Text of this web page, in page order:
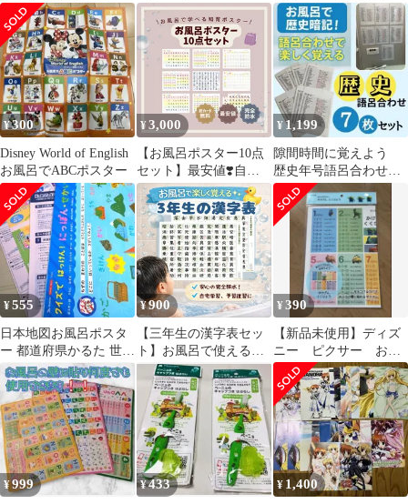
音読み・訓読み付き◎
ラミネート防水ポスタ
ー
TOYS【激レア】
グガンガン 2025年19号
田中美久
¥300
Disney World of English
お風呂でABCポスター
¥3,000
【お風呂ポスター10点
セット】最安値❣️自宅
学習・入学準備・予
習・復習に✨｜ひらが
な・数字・漢字・計
算・アルファベット｜
完全防水ラミネート｜
いつものお風呂時間を
楽しく学ぶ時間に❣️
¥1,199
隙間時間に覚えよう
歴史年号語呂合わせポ
スター 覚えやすい語
呂合わせ厳選
¥555
日本地図お風呂ポスタ
ー 都道府県かるた 世界
地図 国旗
¥900
【三年生の漢字表セッ
ト】お風呂で使える♨︎
音読み・訓読み付き◎
ラミネート防水ポスタ
ー
¥390
【新品未使用】ディズ
ニー ピクサー おふ
ろポスター 掛け算
九九ひょう 知育
¥999 ¥433 ¥ 1,400